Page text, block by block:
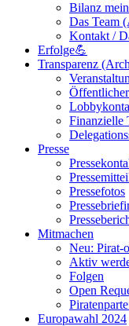
Bilanz
Das Team
Kontakt /
Erfolge💪
Transparenz
Finanzielle
Presse
Pressefotos
Mitmachen
Neu: Pirat-
Aktiv
Folgen
Open
Europawahl 2024